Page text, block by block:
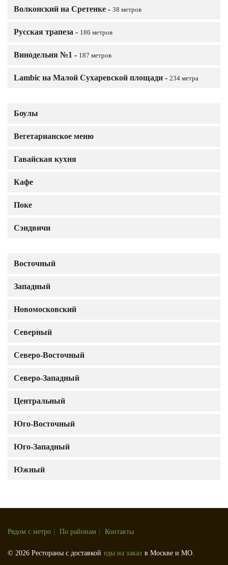
Боулы
Вегетарианское меню
Гавайская кухня
Кафе
Поке
Сэндвичи
Восточный
Западный
Новомосковский
Северный
Северо-Восточный
Северо-Западный
Центральный
Юго-Восточный
Юго-Западный
Южный
Волконский на Сретенке - 38 метров
Русская трапеза - 186 метров
Винодельня №1 - 187 метров
Lambic на Малой Сухаревской площади - 234 метра
Рядом с метро По районам Контакты
© 2026 Рестораны с доставкой еды на заказ в Москве и МО.